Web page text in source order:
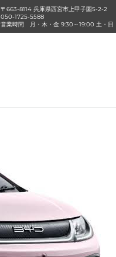
〒663-8114 兵庫県西宮市上甲子園5-2-2
050-1725-5588
営業時間
月・木・金 9:30～19:00 土・